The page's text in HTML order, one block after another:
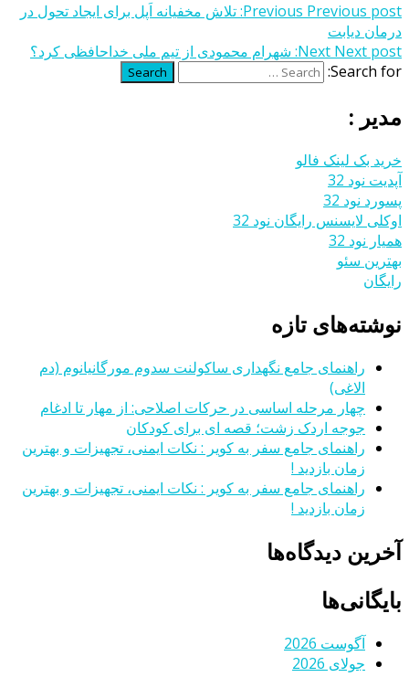
Previous Previous post:
تلاش مخفیانه اَپل برای ایجاد تحول در
درمان دیابت
Next Next post:
شهرام محمودی از تیم‌ ملی خداحافظی کرد؟
Search for:
Search
مدیر :
خرید بک لینک فالو
آپدیت نود 32
پسورد نود 32
اوکلی لایسنس رایگان نود 32
همیار نود 32
بهترین سئو
رایگان
نوشته‌های تازه
راهنمای جامع نگهداری ساکولنت سدوم مورگانیانوم (دم
الاغی)
چهار مرحله اساسی در حرکات اصلاحی: از مهار تا ادغام
جوجه اردک زشت؛ قصه ای برای کودکان
راهنمای جامع سفر به کویر : نکات ایمنی، تجهیزات و بهترین
زمان بازدید !
راهنمای جامع سفر به کویر : نکات ایمنی، تجهیزات و بهترین
زمان بازدید !
آخرین دیدگاه‌ها
بایگانی‌ها
آگوست 2026
جولای 2026